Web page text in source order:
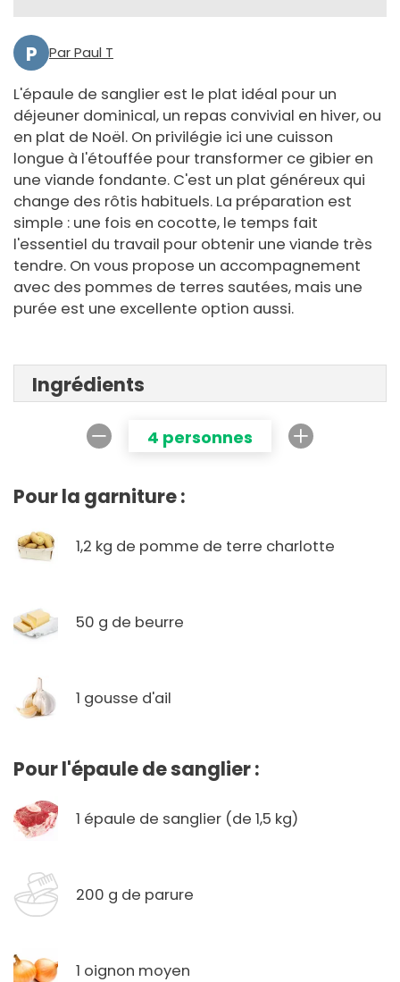
P Par Paul T
L'épaule de sanglier est le plat idéal pour un
déjeuner dominical, un repas convivial en hiver, ou
en plat de Noël. On privilégie ici une cuisson
longue à l'étouffée pour transformer ce gibier en
une viande fondante. C'est un plat généreux qui
change des rôtis habituels. La préparation est
simple : une fois en cocotte, le temps fait
l'essentiel du travail pour obtenir une viande très
tendre. On vous propose un accompagnement
avec des pommes de terres sautées, mais une
purée est une excellente option aussi.
Ingrédients
4 personnes
Pour la garniture :
1,2 kg de pomme de terre charlotte
50 g de beurre
1 gousse d'ail
Pour l'épaule de sanglier :
1 épaule de sanglier (de 1,5 kg)
200 g de parure
1 oignon moyen